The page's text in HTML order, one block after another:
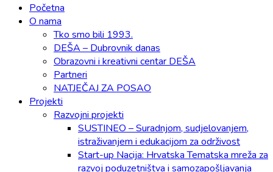
Primary
Menu
Početna
O nama
Tko smo bili 1993.
DEŠA – Dubrovnik danas
Obrazovni i kreativni centar DEŠA
Partneri
NATJEČAJ ZA POSAO
Projekti
Razvojni projekti
SUSTINEO – Suradnjom, sudjelovanjem,
istraživanjem i edukacijom za održivost
Start-up Nacija: Hrvatska Tematska mreža za
razvoj poduzetništva i samozapošljavanja